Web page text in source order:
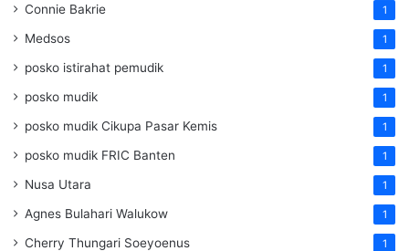
Connie Bakrie 1
Medsos 1
posko istirahat pemudik 1
posko mudik 1
posko mudik Cikupa Pasar Kemis 1
posko mudik FRIC Banten 1
Nusa Utara 1
Agnes Bulahari Walukow 1
Cherry Thungari Soeyoenus 1